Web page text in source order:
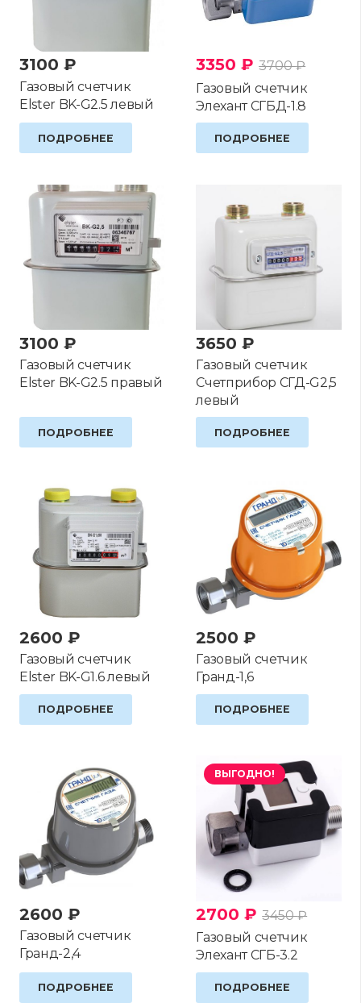
3100 ₽
Газовый счетчик
Elster BK-G2.5 левый
ПОДРОБНЕЕ
3350₽ 3700₽
Газовый счетчик
Элехант СГБД-1.8
ПОДРОБНЕЕ
3100 ₽
Газовый счетчик
Elster BK-G2.5 правый
ПОДРОБНЕЕ
3650₽
Газовый счетчик
Счетприбор СГД-G2,5
левый
ПОДРОБНЕЕ
2600 ₽
Газовый счетчик
Elster BK-G1.6 левый
ПОДРОБНЕЕ
2500₽
Газовый счетчик
Гранд-1,6
ПОДРОБНЕЕ
2600 ₽
Газовый счетчик
Гранд-2,4
ПОДРОБНЕЕ
ВЫГОДНО!
2700₽ 3450₽
Газовый счетчик
Элехант СГБ-3.2
ПОДРОБНЕЕ